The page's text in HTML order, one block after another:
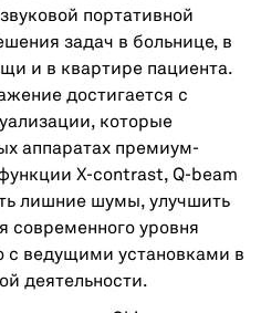
портативной
задач в больнице, в
и в квартире пациента.
достигается с
которые
аппаратах премиум-
X-contrast, Q-beam
лишние шумы, улучшить
современного уровня
с ведущими установками в
деятельности.